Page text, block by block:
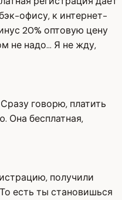
офису, к интернет-
20% оптовую цену
не надо... Я не жду,
говорю, платить
Она бесплатная,
получили
есть ты становишься